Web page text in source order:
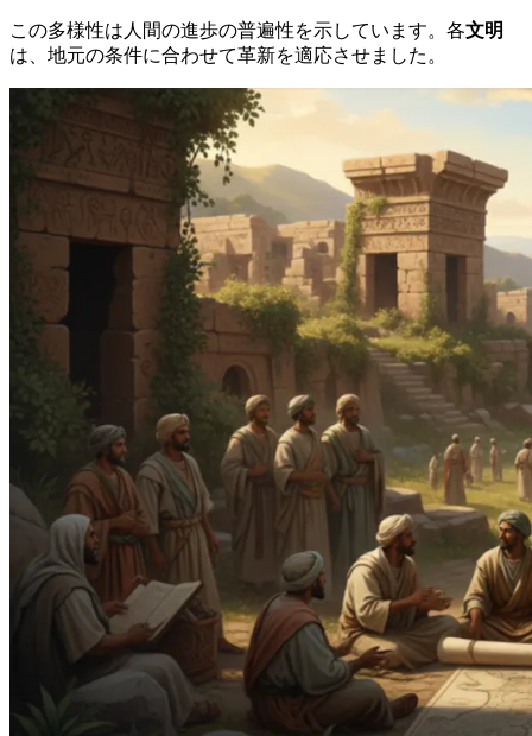
この多様性は人間の進歩の普遍性を示しています。各文明
は、地元の条件に合わせて革新を適応させました。